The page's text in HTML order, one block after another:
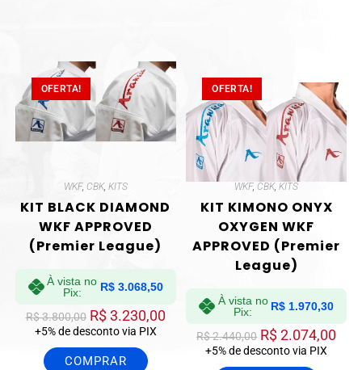
OFERTA!
WKF, CBK, KITS
KIT BLACK DIAMOND
WKF APPROVED
(Premier League)
À vista no
Pix:
R$3.068,50
R$3.800,00 R$3.230,00
+5% de desconto via PIX
COMPRAR
OFERTA!
WKF, CBK,KITS
KIT KIMONO ONYX
OXYGEN WKF
APPROVED (Premier
League)
À vista no
Pix:
R$ 1.970,30
R$2.440,00 R$2.074,00
+5% de desconto via PIX